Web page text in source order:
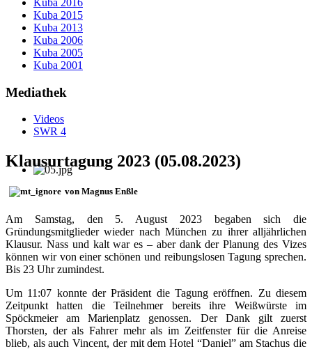
Kuba 2015
Kuba 2013
Kuba 2006
Kuba 2005
Kuba 2001
Mediathek
Videos
SWR 4
Klausurtagung 2023 (05.08.2023)
von Magnus Enßle
Am Samstag, den 5. August 2023 begaben sich die
Gründungsmitglieder wieder nach München zu ihrer alljährlichen
Klausur. Nass und kalt war es – aber dank der Planung des Vizes
können wir von einer schönen und reibungslosen Tagung sprechen.
Bis 23 Uhr zumindest.
Um 11:07 konnte der Präsident die Tagung eröffnen. Zu diesem
Zeitpunkt hatten die Teilnehmer bereits ihre Weißwürste im
Spöckmeier am Marienplatz genossen. Der Dank gilt zuerst
Thorsten, der als Fahrer mehr als im Zeitfenster für die Anreise
blieb, als auch Vincent, der mit dem Hotel “Daniel” am Stachus die